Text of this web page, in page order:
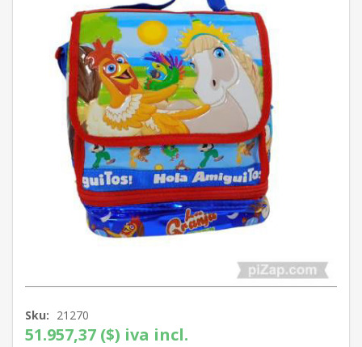
Sku: 21270
51.957,37 ($) iva incl.